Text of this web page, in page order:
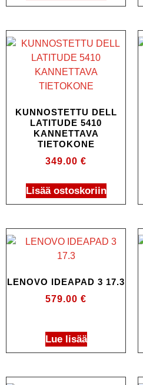
KUNNOSTETTU DELL
LATITUDE 5410
KANNETTAVA
TIETOKONE
349.00 €
Lisää ostoskoriin
LENOVO IDEAPAD 3 17.3
579.00 €
Lue lisää